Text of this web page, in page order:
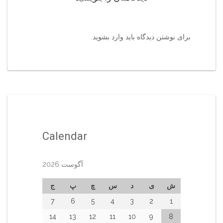
برای نوشتن دیدگاه باید وارد بشوید
Calendar
آگوست 2026
ش ی د س چ پ
ج
1
2
3
4
5
6
7
8
9
10
11
12
13
14